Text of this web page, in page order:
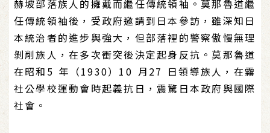
赫坡部落族人的擁戴而繼任傳統領袖。莫那魯道繼
任傳統領袖後，受政府邀請到日本參訪，雖深知日
本統治者的進步與強大，但部落裡的警察傲慢無理
剝削族人，在多次衝突後決定起身反抗。莫那魯道
在昭和5 年（1930）10 月27 日領導族人，在霧
社公學校運動會時起義抗日，震驚日本政府與國際
社會。